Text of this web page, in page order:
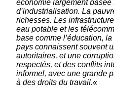
économie largement basée
d’industrialisation. La
richesses. Les
eau potable et les
base comme l’éducation,
pays connaissent souvent
autoritaires, et une
respectés, et des conflits
informel, avec une grande
à des droits du travail.«